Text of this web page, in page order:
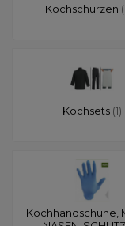
Kochschürzen
Kochsets (1)
Kochhandschuhe,